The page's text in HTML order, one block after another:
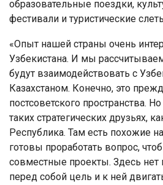
образовательные поездки,
фестивали и туристические
«Опыт нашей страны очень
Узбекистана. И мы
будут взаимодействовать с
Казахстаном. Конечно, это
постсоветского пространства.
таких стратегических друзьях,
Республика. Там есть похожие
готовы проработать вопрос,
совместные проекты. Здесь нет
перед собой цель и к ней